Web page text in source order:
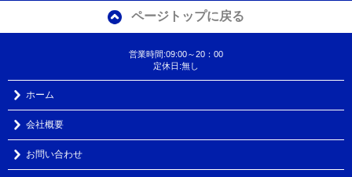
ページトップに戻る
営業時間:09:00～20：00
定休日:無し
ホーム
会社概要
お問い合わせ